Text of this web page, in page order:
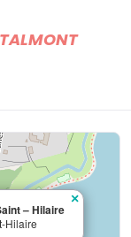
×
– Hilaire
Hilaire